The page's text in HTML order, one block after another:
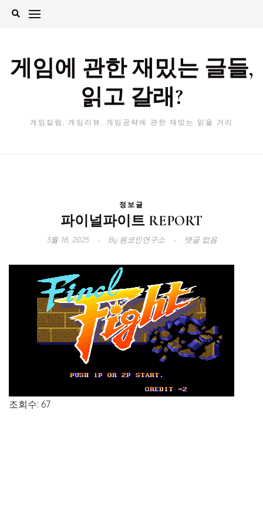
Skip
게임에 관한 재밌는 글들,
읽고 갈래?
게임칼럼, 게임리뷰, 게임공략에 관한 재밌는 읽을 거리
정보글
파이널파이트 REPORT
3월 18, 2025 By원코인연구소 댓글 없음
조회수: 67